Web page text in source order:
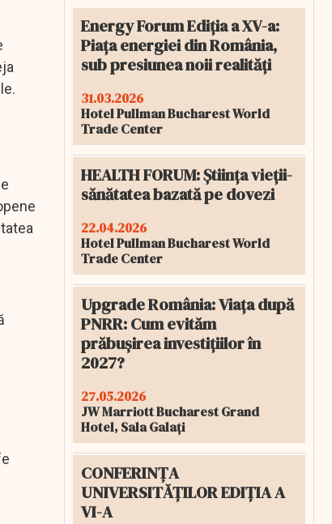
Energy Forum Ediția a XV-a:
Piața energiei din România,
sub presiunea noii realități
31.03.2026
Hotel Pullman Bucharest World
Trade Center
HEALTH FORUM: Știința vieții-
sănătatea bazată pe dovezi
22.04.2026
Hotel Pullman Bucharest World
Trade Center
Upgrade România: Viața după
PNRR: Cum evităm
prăbușirea investițiilor în
2027?
27.05.2026
JW Marriott Bucharest Grand
Hotel, Sala Galați
CONFERINȚA
UNIVERSITĂȚILOR EDIȚIA A
VI-A